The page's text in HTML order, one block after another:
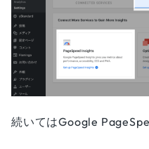
続いてはGoogle